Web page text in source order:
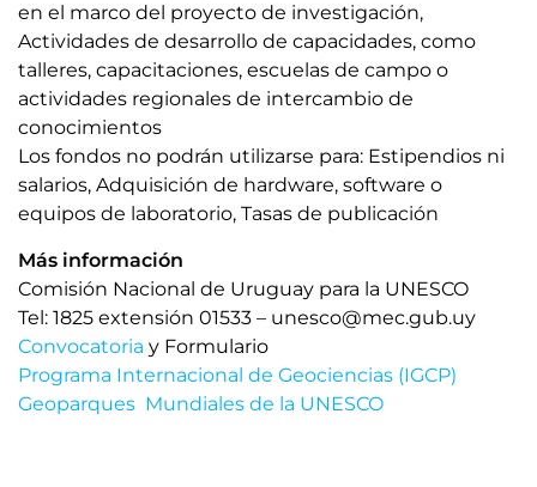
en el marco del proyecto de investigación,
Actividades de desarrollo de capacidades, como
talleres, capacitaciones, escuelas de campo o
actividades regionales de intercambio de
conocimientos
Los fondos no podrán utilizarse para: Estipendios ni
salarios, Adquisición de hardware, software o
equipos de laboratorio, Tasas de publicación
Más información
Comisión Nacional de Uruguay para la UNESCO
Tel: 1825 extensión 01533 – unesco@mec.gub.uy
Convocatoria y Formulario
Programa Internacional de Geociencias (IGCP)
Geoparques Mundiales de la UNESCO